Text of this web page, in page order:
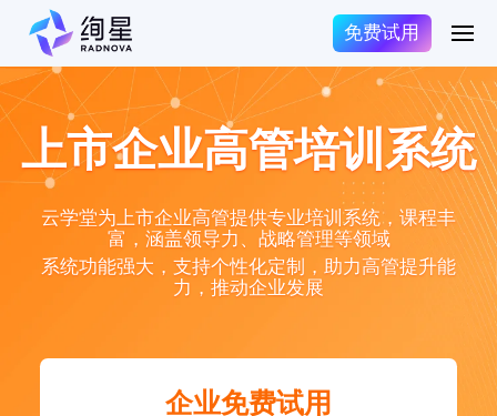
免费试用
上市企业高管培训系统
云学堂为上市企业高管提供专业培训系统，课程丰
富，涵盖领导力、战略管理等领域
系统功能强大，支持个性化定制，助力高管提升能
力，推动企业发展
企业免费试用